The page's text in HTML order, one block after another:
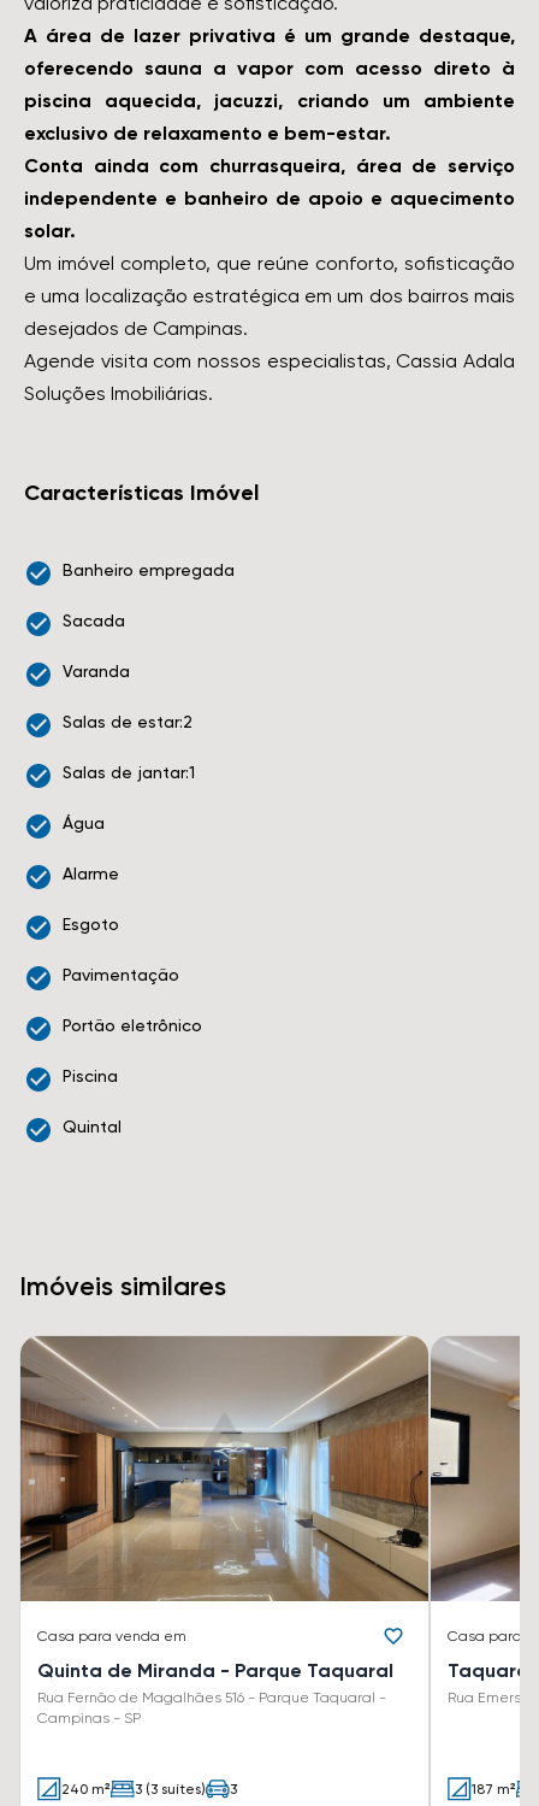
A área de lazer privativa é um grande destaque,
oferecendo sauna a vapor com acesso direto à
piscina aquecida, jacuzzi, criando um ambiente
exclusivo de relaxamento e bem-estar.
Conta ainda com churrasqueira, área de serviço
independente e banheiro de apoio e aquecimento
solar.
Um imóvel completo, que reúne conforto, sofisticação
e uma localização estratégica em um dos bairros mais
desejados de Campinas.
Agende visita com nossos especialistas, Cassia Adala
Soluções Imobiliárias.
Características Imóvel
Banheiro empregada
Sacada
Varanda
Salas de estar:2
Salas de jantar:1
Água
Alarme
Esgoto
Pavimentação
Portão eletrônico
Piscina
Quintal
Imóveis similares
Casa para venda em
Quinta de Miranda - Parque Taquaral
Rua Fernão de Magalhães 516 - Parque Taquaral -
Campinas - SP
240 m² 3 (3 suítes) 3
Casa para
Taquaral
Rua
187 m²